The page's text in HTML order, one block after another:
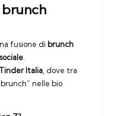
brunch
fusione di brunch
Tinder Italia , dove tra
nelle bio